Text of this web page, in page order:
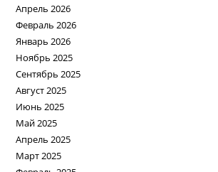
Апрель 2026
Февраль 2026
Январь 2026
Ноябрь 2025
Сентябрь 2025
Август 2025
Июнь 2025
Май 2025
Апрель 2025
Март 2025